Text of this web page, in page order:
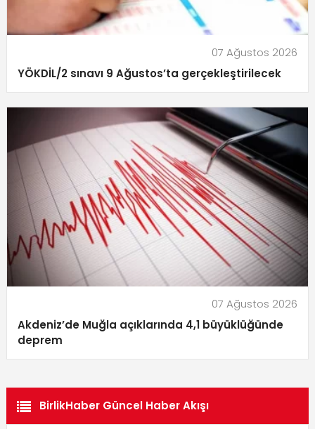
07 Ağustos 2026
YÖKDİL/2 sınavı 9 Ağustos’ta gerçekleştirilecek
07 Ağustos 2026
Akdeniz’de Muğla açıklarında 4,1 büyüklüğünde
deprem
BirlikHaber Güncel Haber Akışı